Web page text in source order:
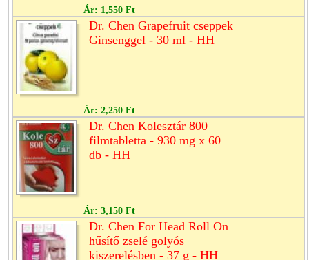
Ár: 1,550 Ft
Dr. Chen Grapefruit cseppek
Ginsenggel - 30 ml - HH
Ár: 2,250 Ft
Dr. Chen Kolesztár 800
filmtabletta - 930 mg x 60
db - HH
Ár: 3,150 Ft
Dr. Chen For Head Roll On
hűsítő zselé golyós
kiszerelésben - 37 g - HH